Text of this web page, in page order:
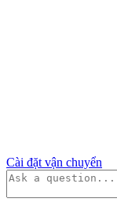
Cài đặt vận chuyển